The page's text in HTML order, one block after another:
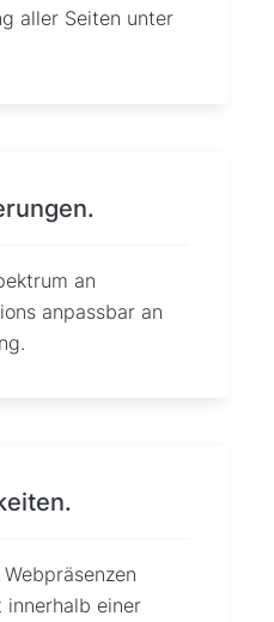
aller Seiten unter
an
anpassbar an
einer